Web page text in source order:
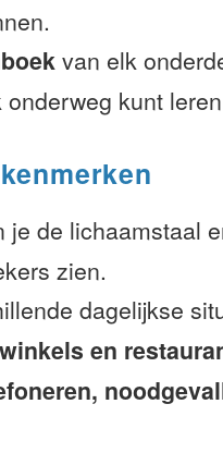
van elk
kunt
je de lichaamstaal
zien.
dagelijkse
en